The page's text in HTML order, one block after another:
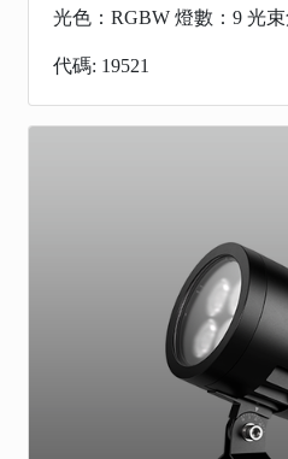
光色：RGBW 燈數：9 光束
代碼: 19521